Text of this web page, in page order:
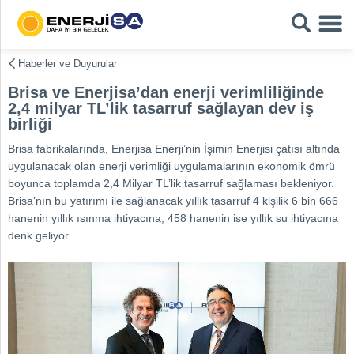
Haberler ve Duyurular
Brisa ve Enerjisa’dan enerji verimliliğinde
2,4 milyar TL’lik tasarruf sağlayan dev iş
birliği
Brisa fabrikalarında, Enerjisa Enerji’nin İşimin Enerjisi çatısı altında
uygulanacak olan enerji verimliği uygulamalarının ekonomik ömrü
boyunca toplamda 2,4 Milyar TL’lik tasarruf sağlaması bekleniyor.
Brisa’nın bu yatırımı ile sağlanacak yıllık tasarruf 4 kişilik 6 bin 666
hanenin yıllık ısınma ihtiyacına, 458 hanenin ise yıllık su ihtiyacına
denk geliyor.